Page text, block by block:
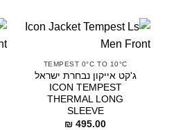
TEMPEST 0°C TO 10°C
ג'קט אייקון נבחרת ישראל
ICON TEMPEST
THERMAL LONG
SLEEVE
₪ 495.00